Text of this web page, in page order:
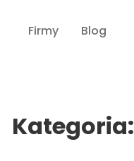
Firmy Blog